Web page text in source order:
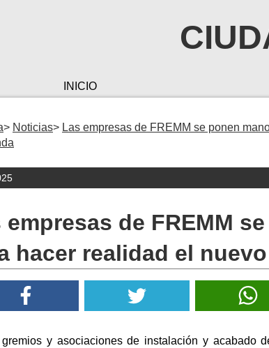
INICIO
Noticias
Las empresas de FREMM se ponen
empresas de FREMM
hacer realidad el
gremios y asociaciones de instalación y acabado